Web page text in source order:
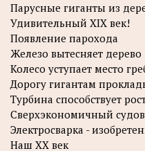
Парусные гиганты из
Удивительный XIX век!
Появление парохода
Железо вытесняет дерево
Колесо уступает место
Дорогу гигантам
Турбина способствует
Сверхэкономичный
Электросварка -
Наш XX век